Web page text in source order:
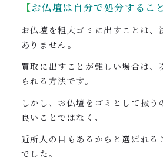
【お仏壇は 自分で処分するこ
お仏壇を粗大ゴミに出すことは、
ありません。
買取に出すことが難しい場合は、
られる方法です。
しかし、お仏壇をゴミとして扱う
良いことではなく、
近所人の目もあるからと選ばれる
でした。